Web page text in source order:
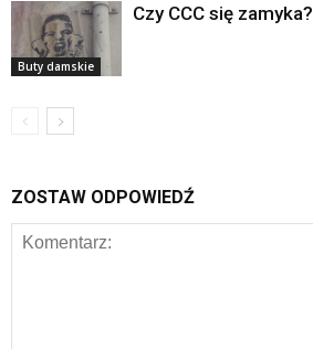
Buty damskie
Czy CCC się zamyka?
ZOSTAW ODPOWIEDŹ